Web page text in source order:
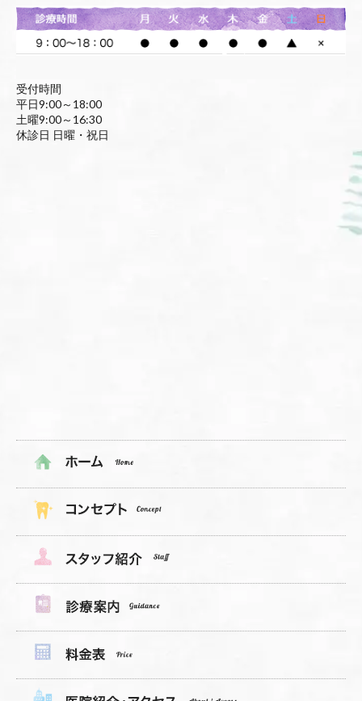
受付時間
平日9:00～18:00
土曜9:00～16:30
休診日 日曜・祝日